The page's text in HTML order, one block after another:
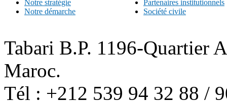
Notre stratégie
Notre démarche
Partenaires institutionnels
Société civile
Tabari B.P. 1196-Quartier
Maroc.
Tél : +212 539 94 32 88 /